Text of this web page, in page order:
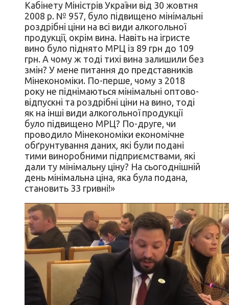
Кабінету Міністрів України від 30 жовтня
2008 р. № 957, було підвищено мінімальні
роздрібні ціни на всі види алкогольної
продукції, окрім вина. Навіть на ігристе
вино було піднято МРЦ із 89 грн до 109
грн. А чому ж тоді тихі вина залишили без
змін? У мене питання до представників
Мінекономіки. По-перше, чому з 2018
року не піднімаються мінімальні оптово-
відпускні та роздрібні ціни на вино, тоді
як на інші види алкогольної продукції
було підвищено МРЦ? По-друге, чи
проводило Мінекономіки економічне
обґрунтування даних, які були подані
тими виноробними підприємствами, які
дали ту мінімальну ціну? На сьогоднішній
день мінімальна ціна, яка була подана,
становить 33 гривні!»